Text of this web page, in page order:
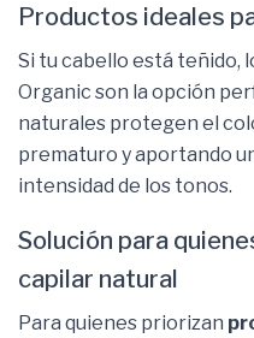
Productos ideales
Si tu cabello está teñido,
Organic son la opción
naturales protegen el
prematuro y aportando
intensidad de los tonos.
Solución para
capilar natural
Para quienes priorizan